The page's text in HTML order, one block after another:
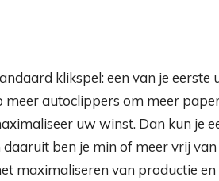
klikspel: een van je eerste
autoclippers om meer
uw winst. Dan kun je
ben je min of meer vrij van
maximaliseren van productie